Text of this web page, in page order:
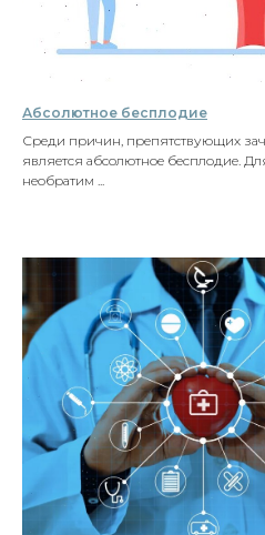
Абсолютное бесплодие
Среди причин, препятствующих
является абсолютное бесплодие.
необратим ...